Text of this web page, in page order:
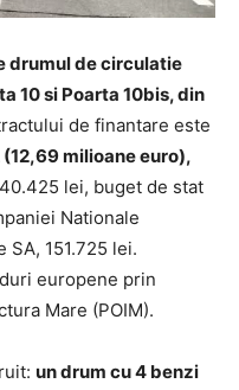
drumul de circulatie
10 si Poarta 10bis, din
de finantare este
milioane euro),
lei, buget de stat
Nationale
151.725 lei.
europene prin
Mare (POIM).
un drum cu 4 benzi